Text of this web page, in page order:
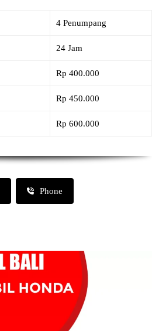
4 Penumpang
24 Jam
Rp 400.000
Rp 450.000
Rp 600.000
Phone